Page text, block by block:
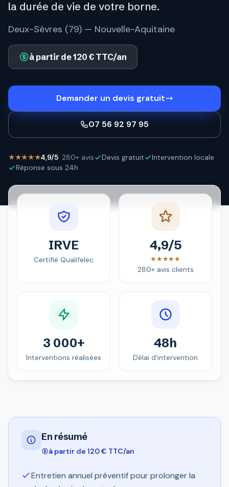
la durée de vie de votre borne.
Deux-Sèvres (79) — Nouvelle-Aquitaine
à partir de 120 € TTC/an
Demander un devis gratuit
07 56 92 97 95
★★★★★4,9/5· 280+ avis Devis gratuit
Intervention locale
Réponse sous 24h
IRVE
Certifié Qualifelec
4,9/5
★★★★★
280+ avis clients
3 000+
Interventions réalisées
48h
Délai d'intervention
En résumé
à partir de 120 € TTC/an
Entretien annuel préventif pour prolonger la